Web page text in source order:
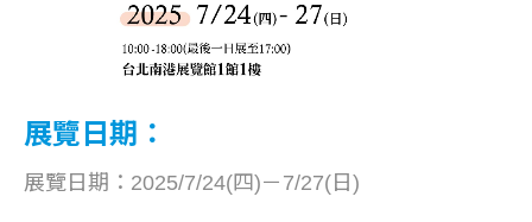
展覽日期：
展覽日期：2025/7/24(四)－7/27(日)